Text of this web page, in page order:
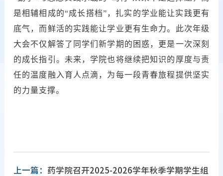
是相辅相成的“成长搭档”，扎实的学业能让实践更有
底气，而鲜活的实践能让学业更有生命力。此次年级
大会不仅解答了同学们新学期的困惑，更是一次深刻
的成长指引。未来，学院也将继续把知识的厚度与责
任的温度融入育人点滴，为每一段青春旅程提供坚实
的力量支撑。
上一篇： 药学院召开2025-2026学年秋季学期学生组